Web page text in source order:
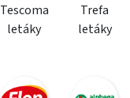
Tescoma
letáky
Trefa
letáky